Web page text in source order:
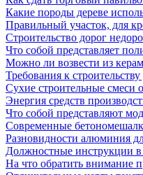
Какие породы дереве
Правильный участок, для
Строительство дорог
Что собой представляет
Можно ли возвести из
Требования к строительству
Сухие строительные смеси
Энергия средств
Что собой представляют
Современные
Разновидности алюминия
Должностные инструкции в
На что обратить внимание